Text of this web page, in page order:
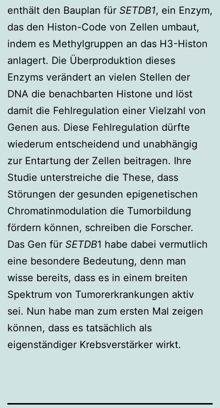
enthält den Bauplan für SETDB1, ein Enzym,
das den Histon-Code von Zellen umbaut,
indem es Methylgruppen an das H3-Histon
anlagert. Die Überproduktion dieses
Enzyms verändert an vielen Stellen der
DNA die benachbarten Histone und löst
damit die Fehlregulation einer Vielzahl von
Genen aus. Diese Fehlregulation dürfte
wiederum entscheidend und unabhängig
zur Entartung der Zellen beitragen. Ihre
Studie unterstreiche die These, dass
Störungen der gesunden epigenetischen
Chromatinmodulation die Tumorbildung
fördern können, schreiben die Forscher.
Das Gen für SETDB1 habe dabei vermutlich
eine besondere Bedeutung, denn man
wisse bereits, dass es in einem breiten
Spektrum von Tumorerkrankungen aktiv
sei. Nun habe man zum ersten Mal zeigen
können, dass es tatsächlich als
eigenständiger Krebsverstärker wirkt.